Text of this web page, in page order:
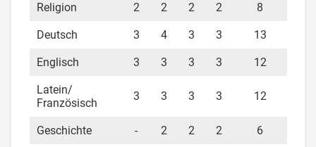
Religion 2 2 2 2 8
Deutsch 3 4 3 3 13
Englisch 3 3 3 3 12
Latein/
Französisch
3 3 3 3 12
Geschichte - 2 2 2 6